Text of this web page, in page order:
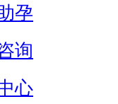
孕
询
心